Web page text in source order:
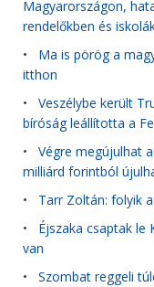
Magyarországon,
rendelőkben és
• Ma is pörög a
itthon
• Veszélybe került
bíróság leállította a
• Végre megújulhat
milliárd forintból
• Tarr Zoltán: folyik
• Éjszaka csaptak le
van
• Szombat reggeli